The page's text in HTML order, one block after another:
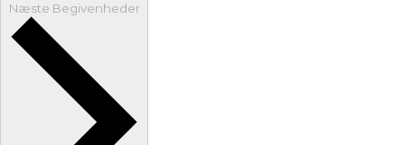
Næste Begivenheder